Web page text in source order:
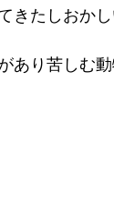
きたしおか
あり苦しむ